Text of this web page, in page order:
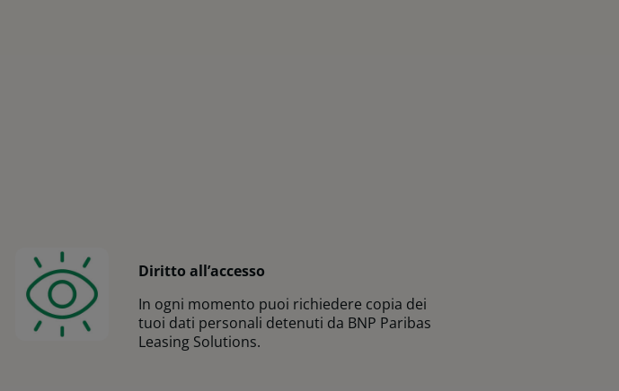
Diritto all’accesso
In ogni momento puoi richiedere copia dei
tuoi dati personali detenuti da BNP Paribas
Leasing Solutions.